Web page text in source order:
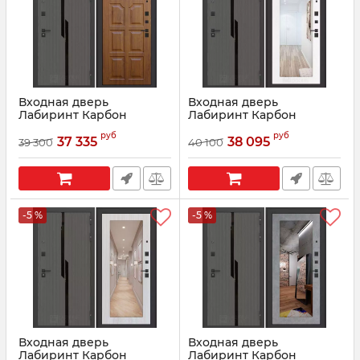
Входная дверь
Лабиринт Карбон
(CARBON) 17 - Голден
ОАК (Винорит)
Артикул: 07043
39 300 37 335 руб
Входная дверь
Лабиринт Карбон
(CARBON) 18 - Белое
дерево
Артикул: 10015
40 100 38 095 руб
-5 %
Входная дверь
Лабиринт Карбон
-5 %
Входная дверь
Лабиринт Карбон